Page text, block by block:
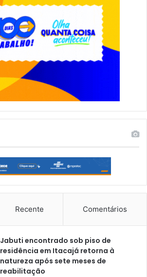
Recente Comentários
Jabuti encontrado sob piso de
residência em Itacajá retorna à
natureza após sete meses de
reabilitação